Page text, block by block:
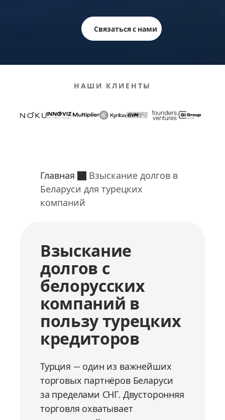
Связаться с нами
НАШИ КЛИЕНТЫ
Главная
Взыскание долгов в
Беларуси для турецких
компаний
Взыскание
долгов с
белорусских
компаний в
пользу турецких
кредиторов
Турция — один из важнейших
торговых партнёров Беларуси
за пределами СНГ. Двусторонняя
торговля охватывает